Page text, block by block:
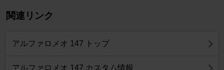
関連リンク
アルファロメオ 147 トップ
アルファロメオ 147 カスタム情報